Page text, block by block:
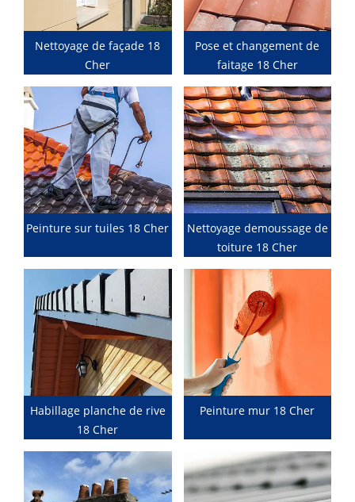
Nettoyage de façade 18
Cher
Pose et changement de
faitage 18 Cher
Peinture sur tuiles 18 Cher
Nettoyage demoussage de
toiture 18 Cher
Habillage planche de rive
18 Cher
Peinture mur 18 Cher